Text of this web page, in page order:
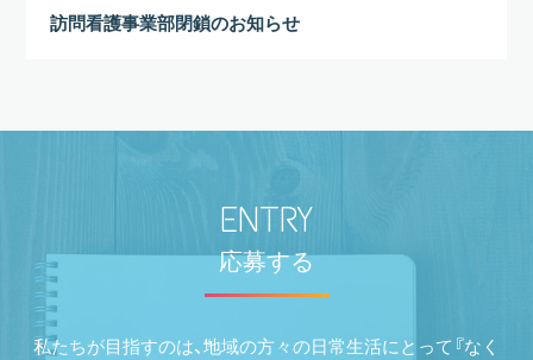
訪問看護事業部閉鎖のお知らせ
ENTRY
応募する
私たちが目指すのは、“地域の方々の日常生活にとって『なく